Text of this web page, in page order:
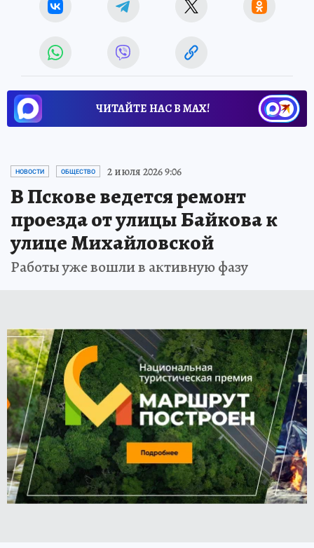
ЧИТАЙТЕ НАС В МАХ!
НОВОСТИ ОБЩЕСТВО 2 июля 2026 9:06
В Пскове ведется ремонт
проезда от улицы Байкова к
улице Михайловской
Работы уже вошли в активную фазу